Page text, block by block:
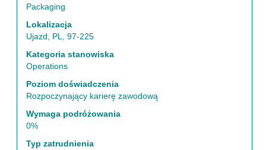
Packaging
Lokalizacja
Ujazd, PL, 97-225
Kategoria stanowiska
Operations
Poziom doświadczenia
Rozpoczynający karierę zawodową
Wymaga podróżowania
0%
Typ zatrudnienia
wyświetlić
treść
danych
oferty
pracy.